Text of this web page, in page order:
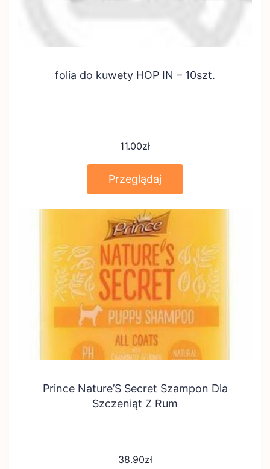
folia do kuwety HOP IN – 10szt.
11.00zł
Przeglądaj
Prince Nature’S Secret Szampon Dla
Szczeniąt Z Rum
38.90zł